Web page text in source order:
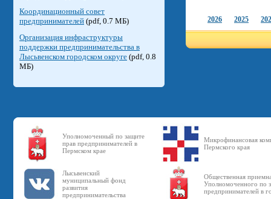
Координационный совет
предпринимателей (pdf, 0.7 МБ)
Организация инфраструктуры
поддержки предпринимательства в
Лысьвенском городском округе (pdf, 0.8
МБ)
2026 2025
Уполномоченный по защите
прав предпринимателей в
Пермском крае
Микрофинансовая
Пермского края
Лысьвенский
муниципальный фонд
развития
предпринимательства
Общественная
Уполномоченного по
предпринимателей в